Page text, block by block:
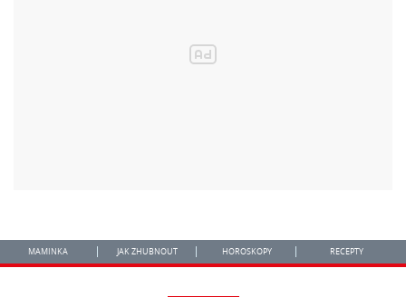
MAMINKA JAK ZHUBNOUT HOROSKOPY RECEPTY